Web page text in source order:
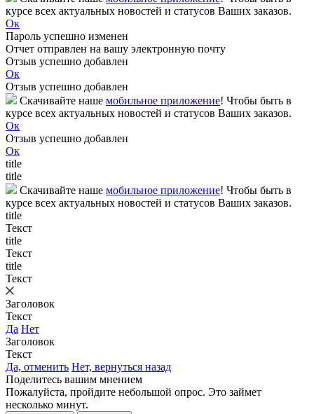
курсе всех актуальных новостей и статусов Ваших заказов.
Ок
Пароль успешно изменен
Отчет отправлен на вашу электронную почту
Отзыв успешно добавлен
Ок
Отзыв успешно добавлен
Скачивайте наше мобильное приложение! Чтобы быть в
курсе всех актуальных новостей и статусов Ваших заказов.
Ок
Отзыв успешно добавлен
Ок
title
title
Скачивайте наше мобильное приложение! Чтобы быть в
курсе всех актуальных новостей и статусов Ваших заказов.
title
Текст
title
Текст
title
Текст
Заголовок
Текст
Да Нет
Заголовок
Текст
Да, отменить Нет, вернуться назад
Поделитесь вашим мнением
Пожалуйста, пройдите небольшой опрос. Это займет
несколько минут.